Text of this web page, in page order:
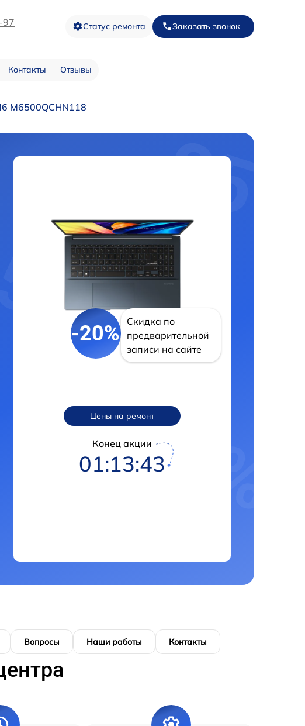
97 Статус ремонта Заказать звонок
Контакты Отзывы
M6500QCHN118
-20%
Скидка по
предварительной
записи на сайте
Цены на ремонт
Конец акции
01:13:42
Вопросы Наши работы Контакты